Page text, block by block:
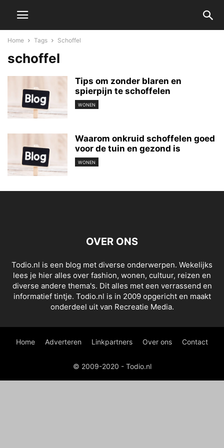
Home Tags Schoffel
schoffel
Tips om zonder blaren en
spierpijn te schoffelen
WONEN
Waarom onkruid schoffelen goed
voor de tuin en gezond is
WONEN
OVER ONS
Todio.nl is een blog met diverse onderwerpen. Wekelijks
lees je hier alles over fashion, wonen, cultuur, reizen en
diverse andere thema's. Dit alles met een verrassend en
informatief tintje. Todio.nl is in 2009 opgericht en maakt
onderdeel uit van Recreatie Media.
Home Adverteren Linkpartners Over ons Contact
© 2009-2020 - Todio.nl